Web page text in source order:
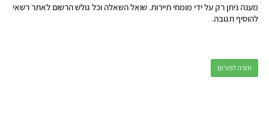
מענה ניתן רק על ידי מומחי תיירות. שואל השאלה וכל גולש הרשום לאתר רשאי
להוסיף תגובה.
חזרה לפורום